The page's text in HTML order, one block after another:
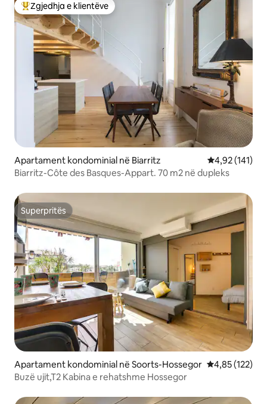
Më të mirat e zgjedhjeve të klientëve
Zgjedhja e klientëve
Apartament kondominial në Biarritz Vlerësimi
4,92 (141)
Biarritz-Côte des Basques-Appart. 70 m2 në dupleks
Superpritës
Superpritës
Apartament kondominial në Soorts-Hossegor Vlerësimi
4,85 (122)
Buzë ujit,T2 Kabina e rehatshme Hossegor